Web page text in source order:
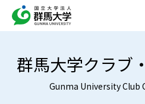
群馬大学クラブ
Gunma University